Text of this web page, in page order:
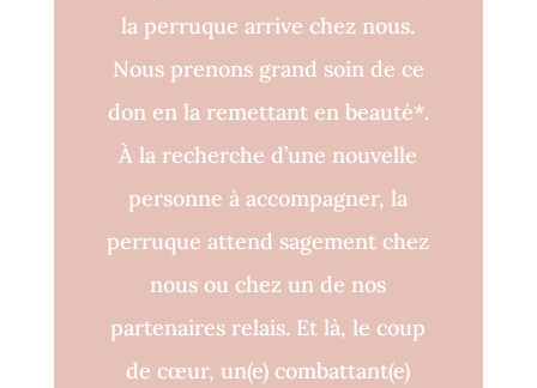
la perruque arrive chez nous.
Nous prenons grand soin de ce
don en la remettant en beauté*.
À la recherche d’une nouvelle
personne à accompagner, la
perruque attend sagement chez
nous ou chez un de nos
partenaires relais. Et là, le coup
de cœur, un(e) combattant(e)